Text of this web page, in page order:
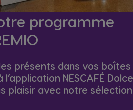
programme
présents dans vos boîtes
NESCAFÉ Dolce
plaisir avec notre sélection